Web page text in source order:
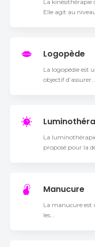
La
Elle agit au
Logopède
La logopédie est
objectif d’assurer…
La
proposé pour la
Manucure
La manucure est
les…